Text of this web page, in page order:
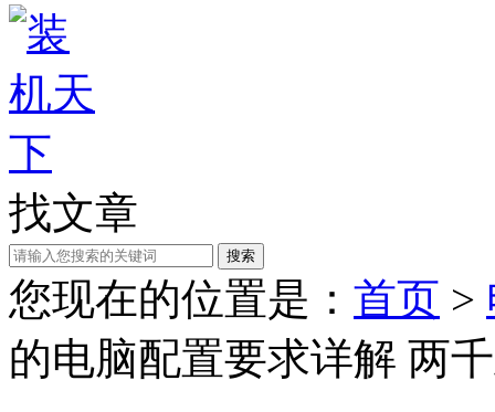
找文章
搜索
您现在的位置是： 首页 >
的电脑配置要求详解 两